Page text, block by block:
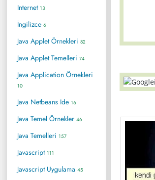
Internet 13
İngilizce 6
Java Applet Örnekleri 82
Java Applet Temelleri 74
Java Application Örnekleri
10
Java Netbeans Ide 16
Java Temel Örnekler 46
Java Temelleri 157
Javascript 111
Javascript Uygulama 45